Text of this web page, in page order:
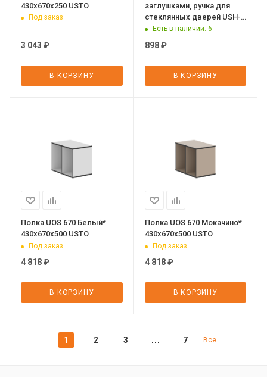
430х670х250 USTO
Под заказ
3 043 ₽
В КОРЗИНУ
заглушками, ручка для
стеклянных дверей USH-2
Черный 350х265х50 USTO
Есть в наличии: 6
898₽
В КОРЗИНУ
Полка UOS 670 Белый*
430х670х500 USTO
Под заказ
4 818₽
В КОРЗИНУ
Полка UOS 670 Мокачино*
430х670х500 USTO
Под заказ
4 818₽
В КОРЗИНУ
1 2 3 7 Все